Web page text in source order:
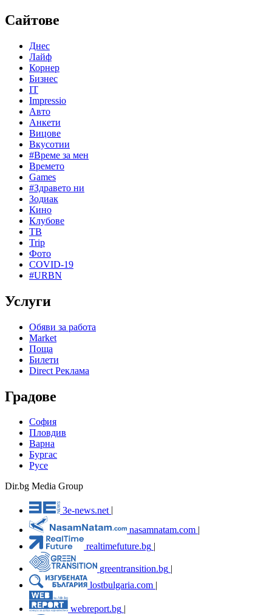
Сайтове
Днес
Лайф
Корнер
Бизнес
IT
Impressio
Авто
Анкети
Вицове
Вкусотии
#Време за мен
Времето
Games
#Здравето ни
Зодиак
Кино
Клубове
ТВ
Trip
Фото
COVID-19
#URBN
Услуги
Обяви за работа
Market
Поща
Билети
Direct Реклама
Градове
София
Пловдив
Варна
Бургас
Русе
Dir.bg Media Group
3e-news.net
nasamnatam.com |
realtimefuture.bg |
greentransition.bg |
lostbulgaria.com |
webreport.bg